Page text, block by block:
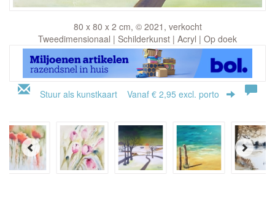
80 x 80 x 2 cm, © 2021, verkocht
Tweedimensionaal | Schilderkunst | Acryl | Op doek
Stuur als kunstkaart Vanaf € 2,95 excl. porto